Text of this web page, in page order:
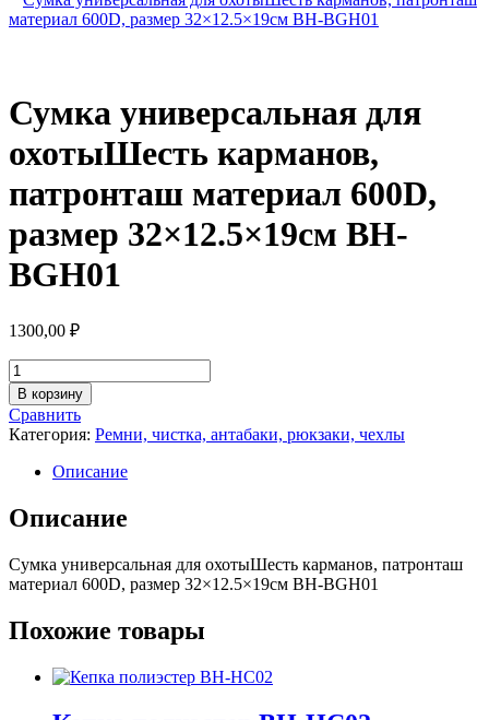
материал 600D, размер 32×12.5×19см BH-BGH01
Сумка универсальная для
охотыШесть карманов,
патронташ материал 600D,
размер 32×12.5×19см BH-
BGH01
1300,00 ₽
Количество
товара
Сумка
универсальная
для
охотыШесть
карманов,
патронташ
материал
размер
32x12.5x19см
BGH01
В корзину
Сравнить
Категория: Ремни, чистка, антабаки, рюкзаки, чехлы
Описание
Описание
Сумка универсальная для охотыШесть карманов, патронташ
материал 600D, размер 32×12.5×19см BH-BGH01
Похожие товары